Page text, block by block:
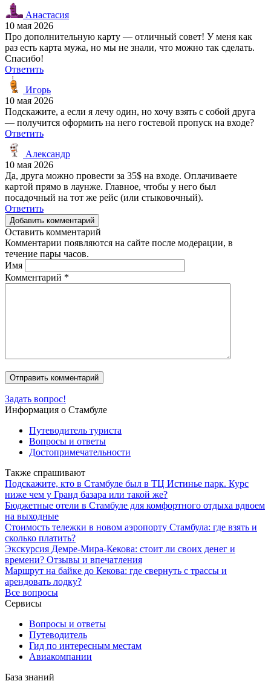
Анастасия
10 мая 2026
Про дополнительную карту — отличный совет! У меня как
раз есть карта мужа, но мы не знали, что можно так сделать.
Спасибо!
Ответить
Игорь
10 мая 2026
Подскажите, а если я лечу один, но хочу взять с собой друга
— получится оформить на него гостевой пропуск на входе?
Ответить
Александр
10 мая 2026
Да, друга можно провести за 35$ на входе. Оплачиваете
картой прямо в лаунже. Главное, чтобы у него был
посадочный на тот же рейс (или стыковочный).
Ответить
Добавить комментарий
Оставить комментарий
Комментарии появляются на сайте после модерации, в
течение пары часов.
Имя
Комментарий *
Задать вопрос!
Информация о Стамбуле
Путеводитель туриста
Вопросы и ответы
Достопримечательности
Также спрашивают
Подскажите, кто в Стамбуле был в ТЦ Истинье парк. Курс
ниже чем у Гранд базара или такой же?
Бюджетные отели в Стамбуле для комфортного отдыха вдвоем
на выходные
Стоимость тележки в новом аэропорту Стамбула: где взять и
сколько платить?
Экскурсия Демре-Мира-Кекова: стоит ли своих денег и
времени? Отзывы и впечатления
Маршрут на байке до Кекова: где свернуть с трассы и
арендовать лодку?
Все вопросы
Сервисы
Вопросы и ответы
Путеводитель
Гид по интересным местам
Авиакомпании
База знаний